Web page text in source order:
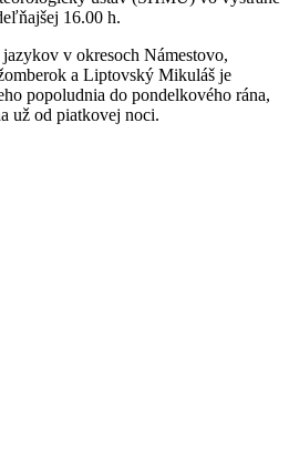
16.00 h.
v okresoch Námestovo,
a Liptovský Mikuláš je
popoludnia do pondelkového rána,
už od piatkovej noci.